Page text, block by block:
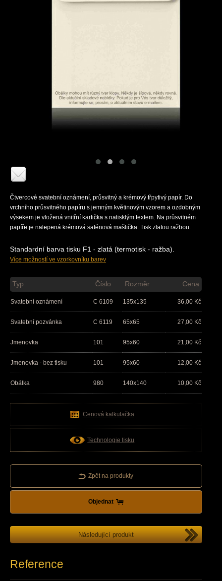
Čtvercové svatební oznámení, průsvitný a krémový třpytivý papír. Do
vrchního průsvitného papíru s jemným květinovým vzorem a ozdobným
výsekem je vložená vnitřní kartička s natisklým textem. Na průsvitném
papíře je nalepená krémová saténová mašlička. Tisk zlatou ražbou.
Standardní barva tisku F1 - zlatá (termotisk - ražba).
Více možností ve vzorkovníku barev
Typ Číslo Rozměr Cena
Svatební oznámení C 6109 135x135 36,00 Kč
Svatební pozvánka C 6119 65x65 27,00 Kč
Jmenovka 101 95x60 21,00 Kč
Jmenovka - bez tisku 101 95x60 12,00 Kč
Obálka 980 140x140 10,00 Kč
Cenová kalkulačka
Technologie tisku
Zpět na produkty
Objednat
Následující produkt
Reference